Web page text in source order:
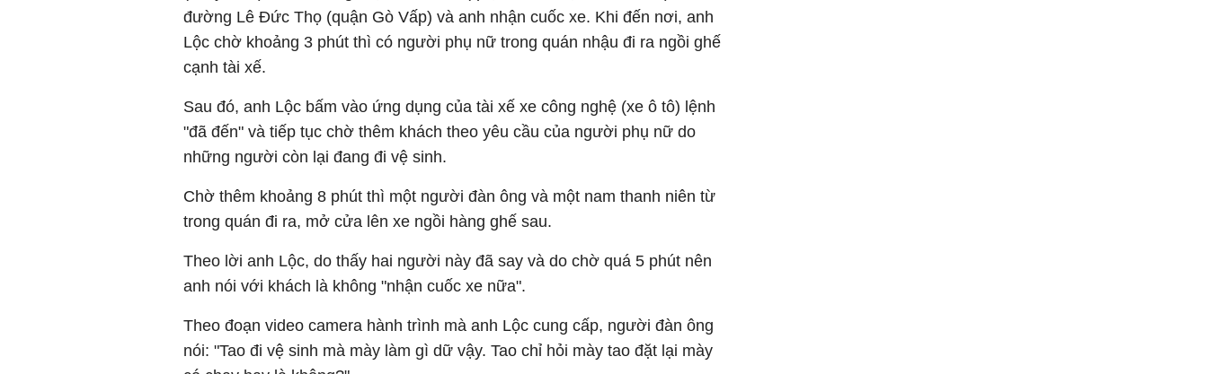
đường Lê Đức Thọ (quận Gò Vấp) và anh nhận cuốc xe. Khi đến nơi, anh
Lộc chờ khoảng 3 phút thì có người phụ nữ trong quán nhậu đi ra ngồi ghế
cạnh tài xế.
Sau đó, anh Lộc bấm vào ứng dụng của tài xế xe công nghệ (xe ô tô) lệnh
"đã đến" và tiếp tục chờ thêm khách theo yêu cầu của người phụ nữ do
những người còn lại đang đi vệ sinh.
Chờ thêm khoảng 8 phút thì một người đàn ông và một nam thanh niên từ
trong quán đi ra, mở cửa lên xe ngồi hàng ghế sau.
Theo lời anh Lộc, do thấy hai người này đã say và do chờ quá 5 phút nên
anh nói với khách là không "nhận cuốc xe nữa".
Theo đoạn video camera hành trình mà anh Lộc cung cấp, người đàn ông
nói: "Tao đi vệ sinh mà mày làm gì dữ vậy. Tao chỉ hỏi mày tao đặt lại mày